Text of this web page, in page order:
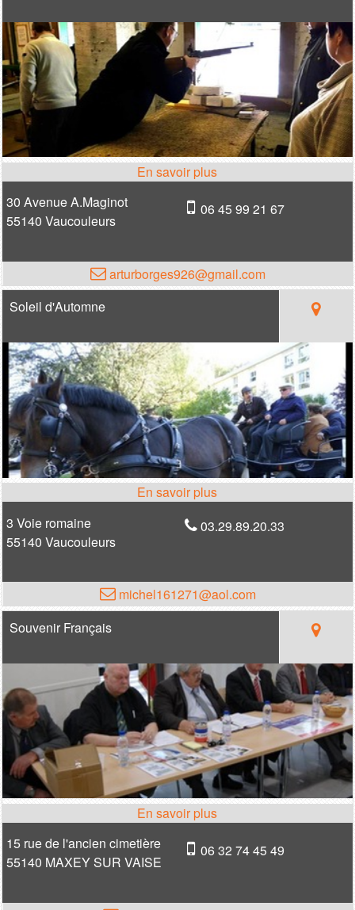
30 Avenue A.Maginot
55140 Vaucouleurs
06 45 99 21 67
arturborges926@gmail.com
Soleil d'Automne
3 Voie romaine
55140 Vaucouleurs
03.29.89.20.33
michel161271@aol.com
Souvenir Français
15 rue de l'ancien cimetière
55140 MAXEY SUR VAISE
06 32 74 45 49